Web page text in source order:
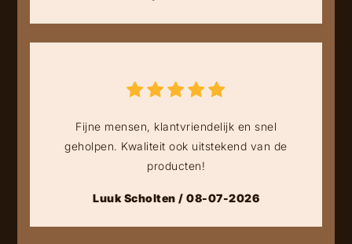
Fijne mensen, klantvriendelijk en snel
geholpen. Kwaliteit ook uitstekend van de
producten!
Luuk Scholten / 08-07-2026